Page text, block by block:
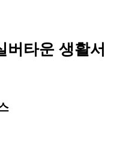
버타운 생활서